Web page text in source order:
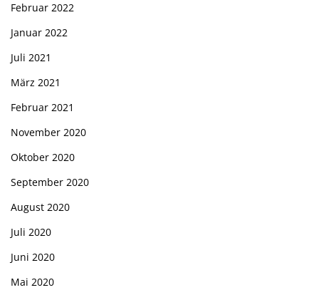
Februar 2022
Januar 2022
Juli 2021
März 2021
Februar 2021
November 2020
Oktober 2020
September 2020
August 2020
Juli 2020
Juni 2020
Mai 2020